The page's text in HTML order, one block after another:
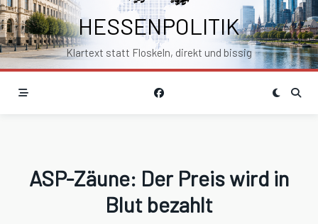
HESSENPOLITIK
Klartext statt Floskeln, direkt und bissig
ASP-Zäune: Der Preis wird in
Blut bezahlt